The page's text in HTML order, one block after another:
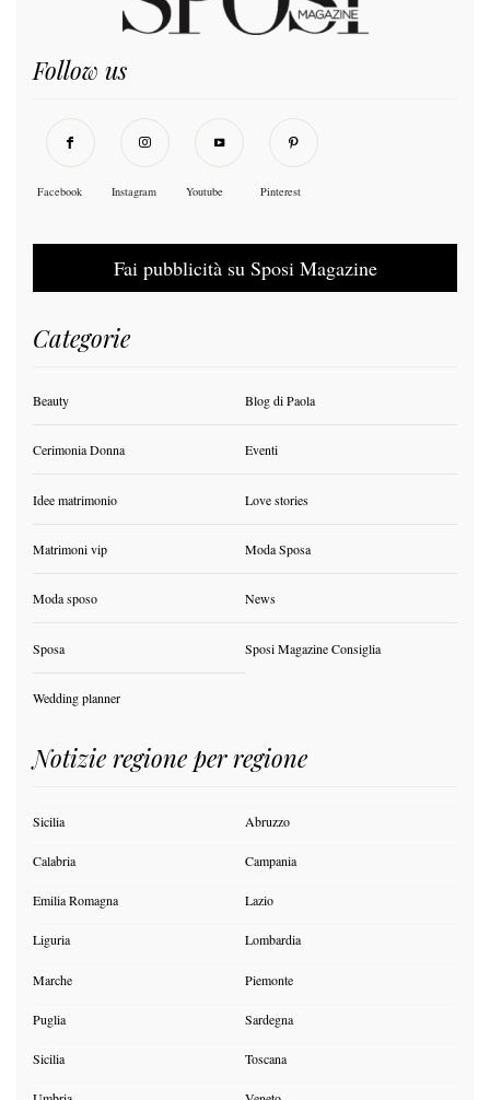
Follow us
Facebook Instagram Youtube Pinterest
Fai pubblicità su Sposi Magazine
Categorie
Beauty Blog di Paola
Cerimonia Donna Eventi
Idee matrimonio Love stories
Matrimoni vip Moda Sposa
Moda sposo News
Sposa Sposi Magazine Consiglia
Wedding planner
Notizie regione per regione
Sicilia Abruzzo
Calabria Campania
Emilia Romagna Lazio
Liguria Lombardia
Marche Piemonte
Puglia Sardegna
Sicilia Toscana